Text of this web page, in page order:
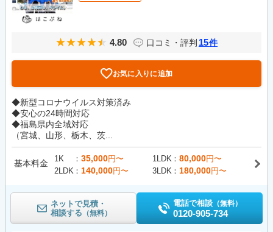
4.80 口コミ・評判 15件
お気に入りに追加
◆新型コロナウイルス対策済み
◆安心の24時間対応
◆福島県内全域対応
（宮城、山形、栃木、茨...
基本料金 1K 35,000円〜 1LDK 80,000円〜
2LDK
140,000円〜 3LDK 180,000円〜
ネットで見積・
相談する （無料）
電話で相談 （無料）
0120-905-734